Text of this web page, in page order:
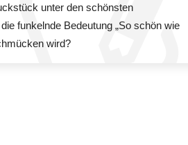
unter den schönsten
funkelnde Bedeutung „So schön wie
wird?